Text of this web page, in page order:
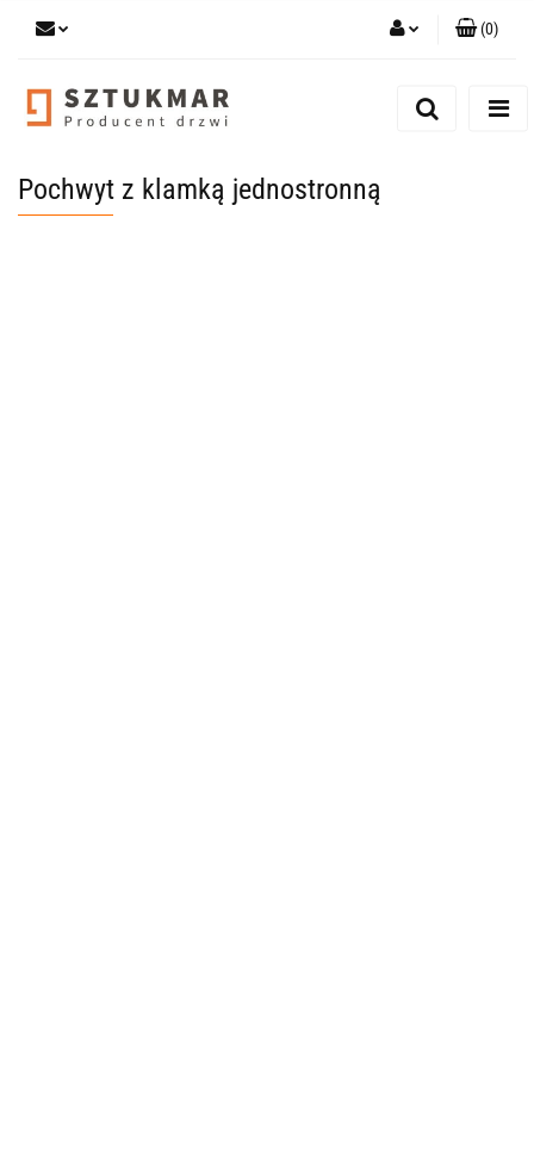
Zgody cookies
(0)
Pochwyt z klamką jednostronną